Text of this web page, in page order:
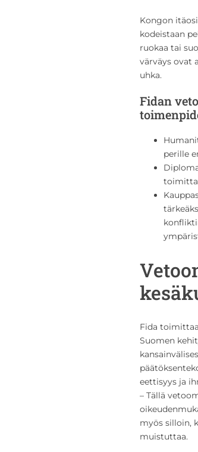
Kongon
kodeistaan
ruokaa tai
värväys ovat
uhka.
Fidan
perille
Fida
Suomen
eettisyys ja
– Tällä
myös silloin,
muistuttaa.